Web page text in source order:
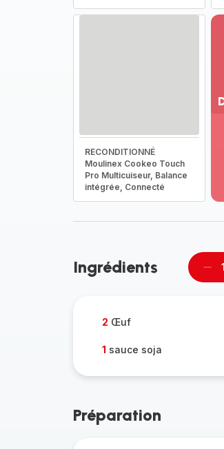
RECONDITIONNÉ
Moulinex Cookeo Touch
Pro Multicuiseur, Balance
intégrée, Connecté
-
Ingrédients
2 Œuf
1 sauce soja
Préparation